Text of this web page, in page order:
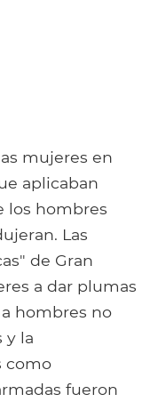
mujeres en
aplicaban
los hombres
Las
de Gran
a dar plumas
hombres no
y la
como
fueron